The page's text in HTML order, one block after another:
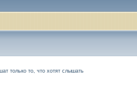
только то, что хотят слышать